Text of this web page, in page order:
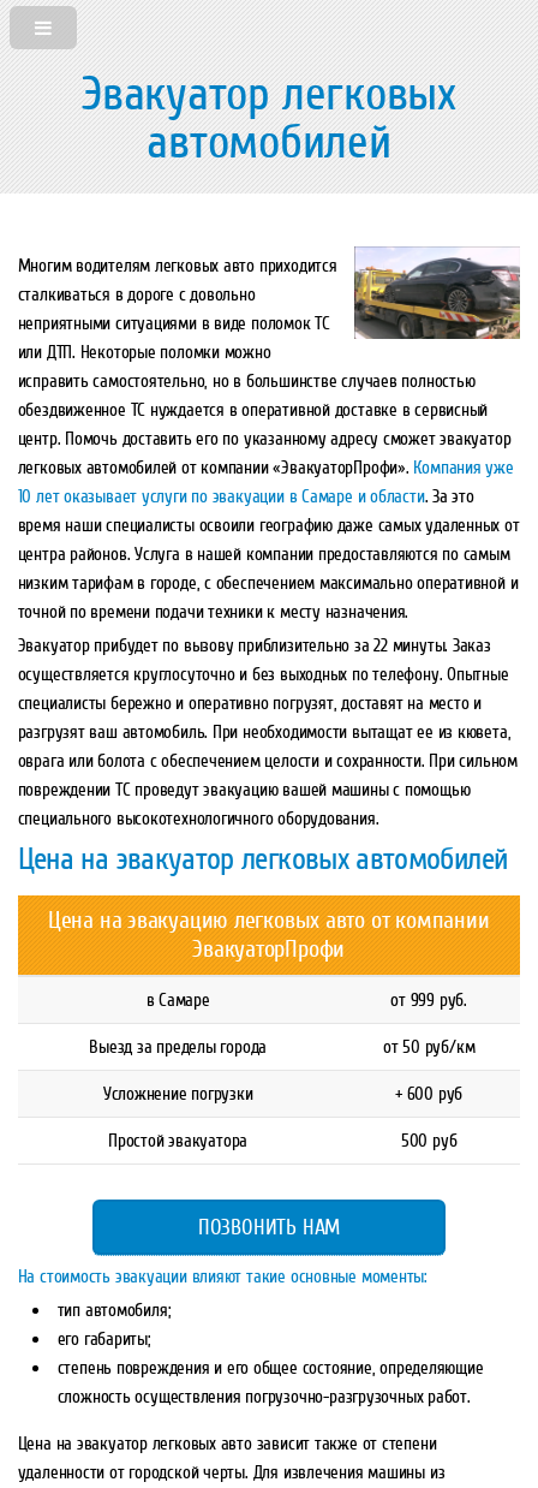
Эвакуатор легковых
автомобилей
Многим водителям легковых авто приходится
сталкиваться в дороге с довольно
неприятными ситуациями в виде поломок ТС
или ДТП. Некоторые поломки можно
исправить самостоятельно, но в большинстве случаев полностью
обездвиженное ТС нуждается в оперативной доставке в сервисный
центр. Помочь доставить его по указанному адресу сможет эвакуатор
легковых автомобилей от компании «ЭвакуаторПрофи». Компания уже
10 лет оказывает услуги по эвакуации в Самаре и области. За это
время наши специалисты освоили географию даже самых удаленных от
центра районов. Услуга в нашей компании предоставляются по самым
низким тарифам в городе, с обеспечением максимально оперативной и
точной по времени подачи техники к месту назначения.
Эвакуатор прибудет по вызову приблизительно за 22 минуты. Заказ
осуществляется круглосуточно и без выходных по телефону. Опытные
специалисты бережно и оперативно погрузят, доставят на место и
разгрузят ваш автомобиль. При необходимости вытащат ее из кювета,
оврага или болота с обеспечением целости и сохранности. При сильном
повреждении ТС проведут эвакуацию вашей машины с помощью
специального высокотехнологичного оборудования.
Цена на эвакуатор легковых автомобилей
Цена на эвакуацию легковых авто от компании
ЭвакуаторПрофи
в Самаре от 999 руб.
Выезд за пределы города от 50 руб/км
Усложнение погрузки + 600 руб
Простой эвакуатора 500 руб
ПОЗВОНИТЬ НАМ
На стоимость эвакуации влияют такие основные моменты:
тип автомобиля;
его габариты;
степень повреждения и его общее состояние, определяющие
сложность осуществления погрузочно-разгрузочных работ.
Цена на эвакуатор легковых авто зависит также от степени
удаленности от городской черты. Для извлечения машины из